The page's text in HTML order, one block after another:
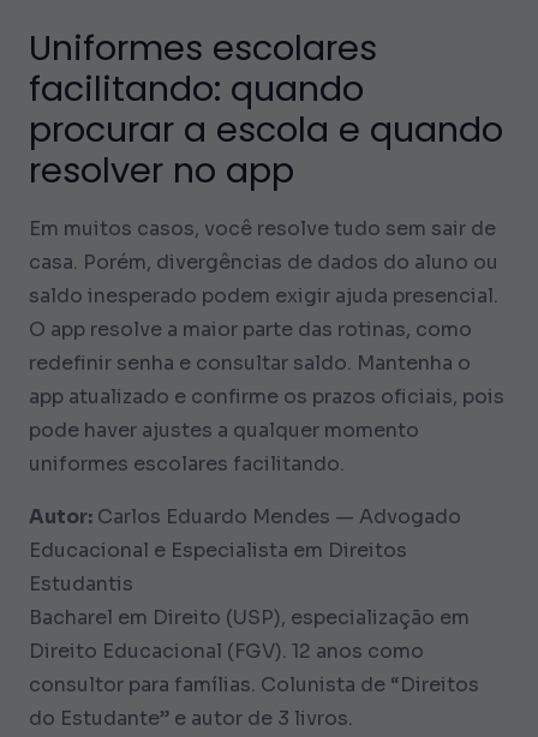
Uniformes escolares
facilitando: quando
procurar a escola e quando
resolver no app
Em muitos casos, você resolve tudo sem sair de
casa. Porém, divergências de dados do aluno ou
saldo inesperado podem exigir ajuda presencial.
O app resolve a maior parte das rotinas, como
redefinir senha e consultar saldo. Mantenha o
app atualizado e confirme os prazos oficiais, pois
pode haver ajustes a qualquer momento
uniformes escolares facilitando.
Autor: Carlos Eduardo Mendes — Advogado
Educacional e Especialista em Direitos
Estudantis
Bacharel em Direito (USP), especialização em
Direito Educacional (FGV). 12 anos como
consultor para famílias. Colunista de “Direitos
do Estudante” e autor de 3 livros.